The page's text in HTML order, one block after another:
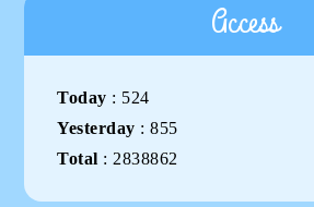
Access
Today : 524
Yesterday :855
Total : 2838862